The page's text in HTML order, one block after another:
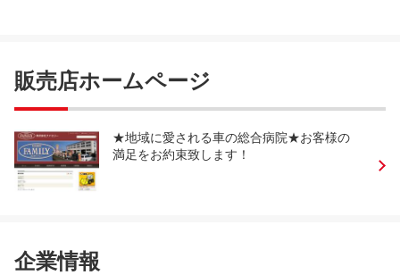
販売店ホームページ
★地域に愛される車の総合病院★お客様の
満足をお約束致します！
企業情報